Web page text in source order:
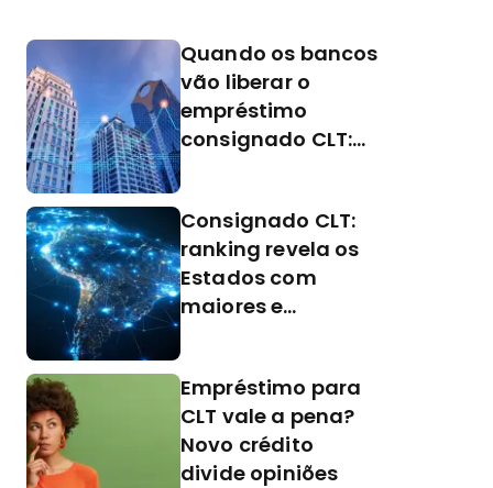
Quando os bancos
vão liberar o
empréstimo
consignado CLT:
Consignado CLT:
ranking revela os
Estados com
maiores e
Empréstimo para
CLT vale a pena?
Novo crédito
divide opiniões